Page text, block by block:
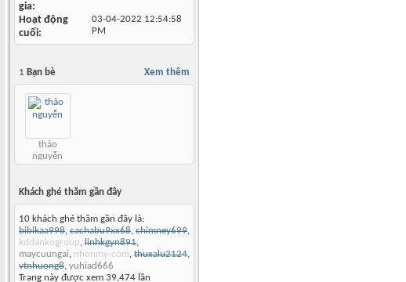
gia
Hoạt động
cuối
03-04-2022 12:54:58
PM
Xem thêm
1 Bạn bè
thảo
nguyễn
Khách ghé thăm gần đây
10 khách ghé thăm gần đây là:
bibikaa998, cachabu9xx68, chimney699,
kddankogroup, linhkgyn891,
maycuungai, nhonmy-com, thuxalu2124,
vtnhuong8, yuhiad666
Trang này được xem 39,474 lần